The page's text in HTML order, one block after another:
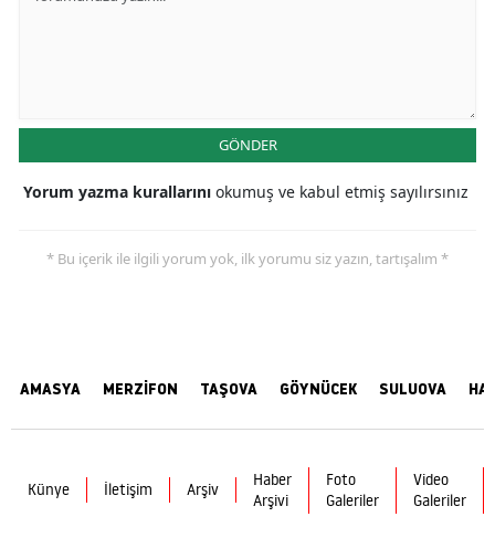
GÖNDER
Yorum yazma kurallarını okumuş ve kabul etmiş sayılırsınız
* Bu içerik ile ilgili yorum yok, ilk yorumu siz yazın, tartışalım *
AMASYA MERZİFON TAŞOVA GÖYNÜCEK SULUOVA
Künye İletişim Arşiv
Haber
Arşivi
Foto
Galeriler
Video
Galeriler